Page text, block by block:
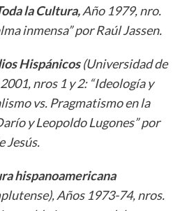
la Cultura,Año 1979, nro.
inmensa” por Raúl Jassen.
Hispánicos(Universidad de
nros 1 y 2: “Ideología y
vs. Pragmatismo en la
oy Leopoldo Lugones” por
Jesús.
hispanoamericana
Años 1973-74, nros.